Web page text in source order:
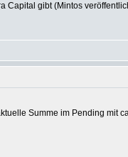
gibt (Mintos
Summe im Pending mit